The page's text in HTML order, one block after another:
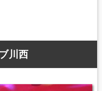
川西